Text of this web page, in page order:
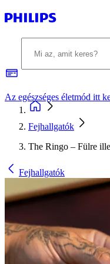
Az egészséges életmód itt
Fejhallgatók
The Ringo – Fülre
Fejhallgatók